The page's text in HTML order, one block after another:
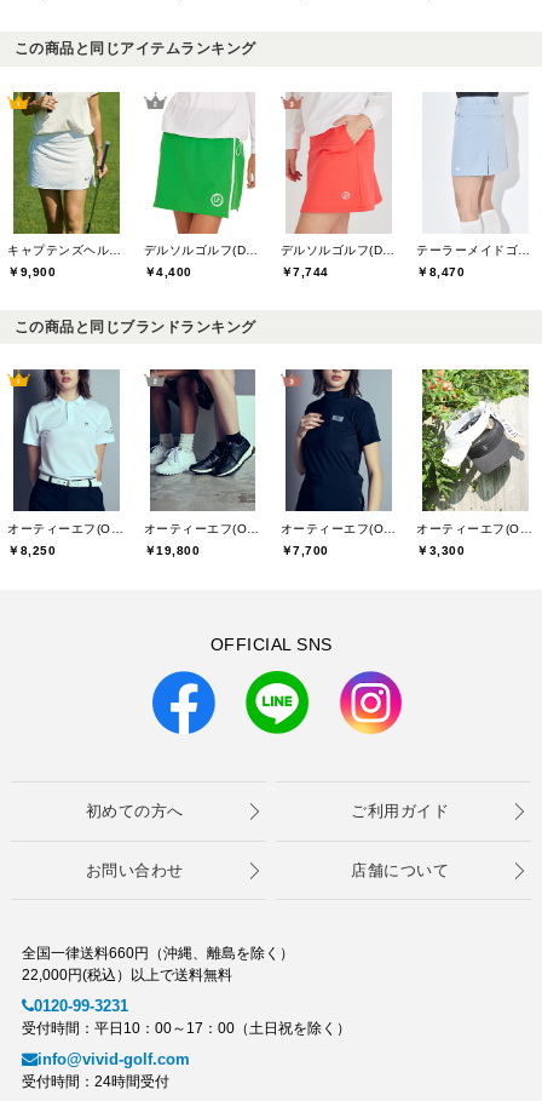
この商品と同じアイテムランキング
キャプテンズヘルムゴルフ(Captains Helm Golf)
￥9,900
デルソルゴルフ(DELSOL GOLF)
￥4,400
デルソルゴルフ(DELSOL GOLF)
￥7,744
テーラーメイドゴルフ(TaylorMade Golf)
￥8,470
この商品と同じブランドランキング
￥8,250
￥19,800
￥7,700
￥3,300
OFFICIAL SNS
初めての方へ ご利用ガイド
お問い合わせ 店舗について
全国一律送料660円（沖縄、離島を除く）
22,000円(税込）以上で送料無料
0120-99-3231
受付時間：平日10：00～17：00（土日祝を除く）
info@vivid-golf.com
受付時間：24時間受付